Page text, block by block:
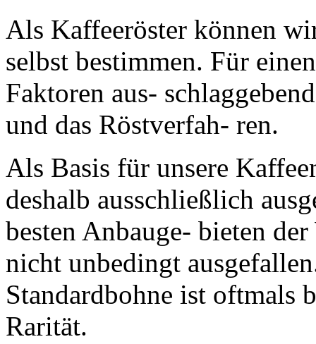
Als Kaffeeröster können
selbst bestimmen. Für
Faktoren aus-
und das Röstverfah- ren.
Als Basis für unsere
deshalb ausschließlich
besten Anbauge- bieten
nicht unbedingt
Standardbohne ist oftmals
Rarität.